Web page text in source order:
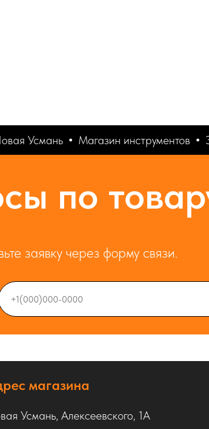
Усмань Магазин инструментов
по
заявку через форму связи.
магазина
Усмань, Алексеевского, 1А